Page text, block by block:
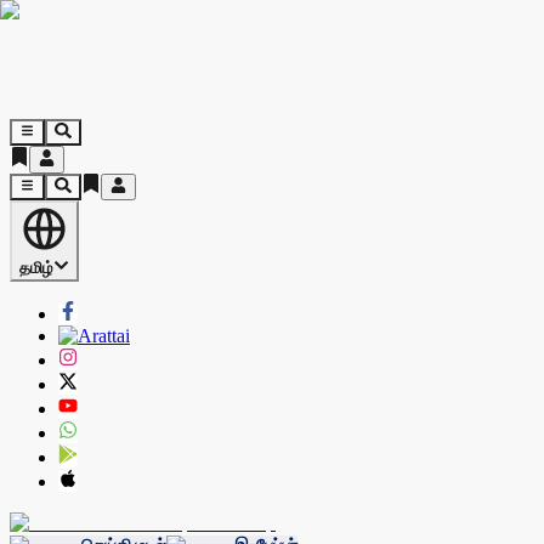
தமிழ்